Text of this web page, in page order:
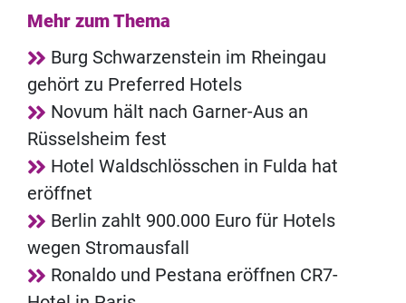
Mehr zum Thema
Burg Schwarzenstein im Rheingau
gehört zu Preferred Hotels
Novum hält nach Garner-Aus an
Rüsselsheim fest
Hotel Waldschlösschen in Fulda hat
eröffnet
Berlin zahlt 900.000 Euro für Hotels
wegen Stromausfall
Ronaldo und Pestana eröffnen CR7-